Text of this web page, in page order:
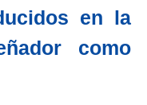
en la
como